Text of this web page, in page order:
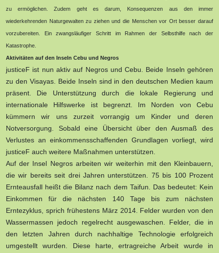
zu ermöglichen. Zudem geht es darum, Konsequenzen aus den immer
wiederkehrenden Naturgewalten zu ziehen und die Menschen vor Ort besser darauf
vorzubereiten. Ein zwangsläufiger Schritt im Rahmen der Selbsthilfe nach der
Katastrophe.
Aktivitäten auf den Inseln Cebu und Negros
justiceF ist nun aktiv auf Negros und Cebu. Beide Inseln gehören
zu den Visayas. Beide Inseln sind in den deutschen Medien kaum
präsent. Die Unterstützung durch die lokale Regierung und
internationale Hilfswerke ist begrenzt. Im Norden von Cebu
kümmern wir uns zurzeit vorrangig um Kinder und deren
Notversorgung. Sobald eine Übersicht über den Ausmaß des
Verlustes an einkommensschaffenden Grundlagen vorliegt, wird
justiceF auch weitere Maßnahmen unterstützen.
Auf der Insel Negros arbeiten wir weiterhin mit den Kleinbauern,
die wir bereits seit drei Jahren unterstützen. 75 bis 100 Prozent
Ernteausfall heißt die Bilanz nach dem Taifun. Das bedeutet: Kein
Einkommen für die nächsten 140 Tage bis zum nächsten
Erntezyklus, sprich frühestens März 2014. Felder wurden von den
Wassermassen jedoch regelrecht ausgewaschen. Felder, die in
den letzten Jahren durch nachhaltige Technologie erfolgreich
umgestellt wurden. Diese harte, ertragreiche Arbeit wurde in